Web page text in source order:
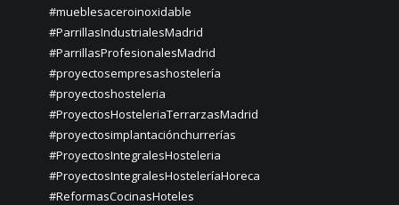
#mueblesaceroinoxidable
#ParrillasIndustrialesMadrid
#ParrillasProfesionalesMadrid
#proyectosempresashostelería
#proyectoshosteleria
#ProyectosHosteleriaTerrarzasMadrid
#proyectosimplantaciónchurrerías
#ProyectosIntegralesHosteleria
#ProyectosIntegralesHosteleríaHoreca
#ReformasCocinasHoteles